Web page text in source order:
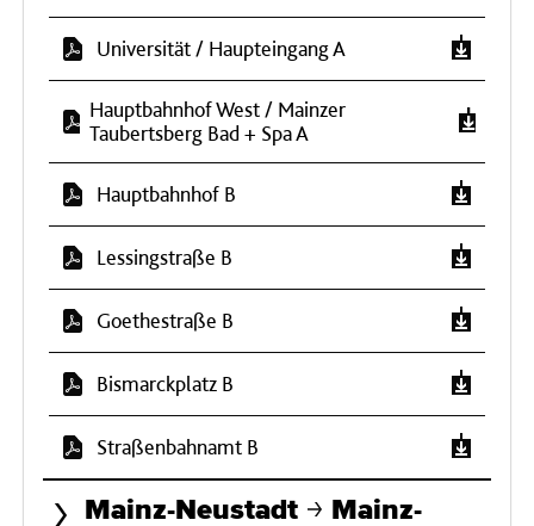
Universität / Haupteingang A
Hauptbahnhof West / Mainzer
Taubertsberg Bad + Spa A
Hauptbahnhof B
Lessingstraße B
Goethestraße B
Bismarckplatz B
Straßenbahnamt B
Mainz-Neustadt
Mainz-